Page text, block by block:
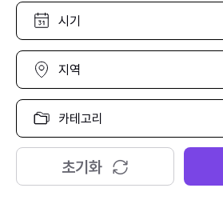
시
선
택
지
선
택
카
고
리
택
초기화